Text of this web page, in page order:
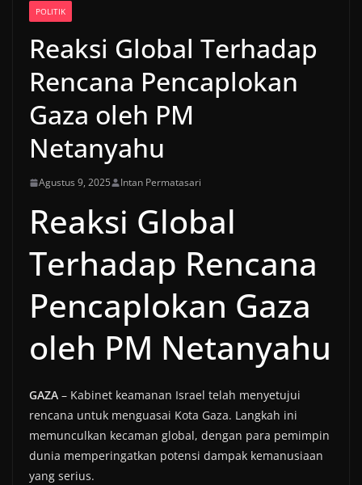
POLITIK
Reaksi Global Terhadap
Rencana Pencaplokan
Gaza oleh PM
Netanyahu
Agustus 9, 2025 Intan Permatasari
Reaksi Global
Terhadap Rencana
Pencaplokan Gaza
oleh PM Netanyahu
GAZA – Kabinet keamanan Israel telah menyetujui
rencana untuk menguasai Kota Gaza. Langkah ini
memunculkan kecaman global, dengan para pemimpin
dunia memperingatkan potensi dampak kemanusiaan
yang serius.